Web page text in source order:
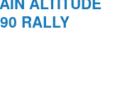
RALLY